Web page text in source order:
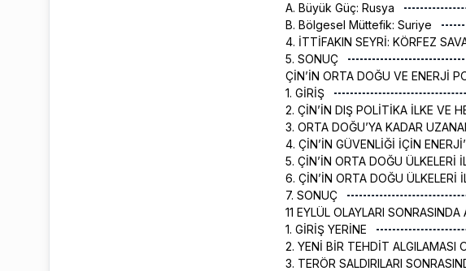
A. Büyük Güç: Rusya
B. Bölgesel Müttefik: Suriye
4. İTTİFAKIN SEYRİ: KÖRFEZ
5. SONUÇ
ÇİN’İN ORTA DOĞU VE ENERJİ
1. GİRİŞ
2. ÇİN’İN DIŞ POLİTİKA İLKE VE
3. ORTA DOĞU’YA KADAR
4. ÇİN’İN GÜVENLİĞİ İÇİN
5. ÇİN’İN ORTA DOĞU ÜLKELERİ
6. ÇİN’İN ORTA DOĞU ÜLKELERİ
7. SONUÇ
11 EYLÜL OLAYLARI
1. GİRİŞ YERİNE
2. YENİ BİR TEHDİT ALGILAMASI
3. TERÖR SALDIRILARI